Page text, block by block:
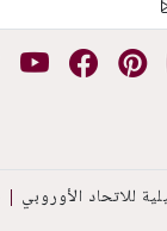
للاتحاد الأوروبي